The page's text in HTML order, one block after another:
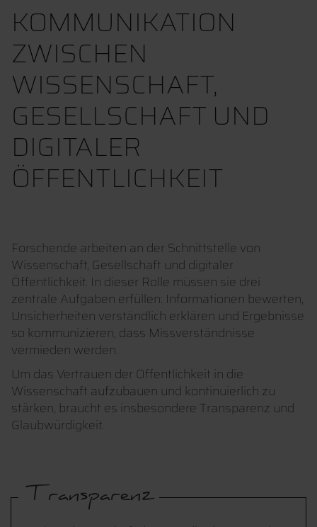
KOMMUNIKATION
ZWISCHEN
WISSENSCHAFT,
GESELLSCHAFT UND
DIGITALER
ÖFFENTLICHKEIT
Forschende arbeiten an der Schnittstelle von
Wissenschaft, Gesellschaft und digitaler
Öffentlichkeit. In dieser Rolle müssen sie drei
zentrale Aufgaben erfüllen: Informationen bewerten,
Unsicherheiten verständlich erklären und Ergebnisse
so kommunizieren, dass Missverständnisse
vermieden werden.
Um das Vertrauen der Öffentlichkeit in die
Wissenschaft aufzubauen und kontinuierlich zu
stärken, braucht es insbesondere Transparenz und
Glaubwürdigkeit.
Transparenz